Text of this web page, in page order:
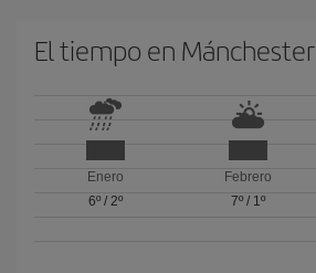
El tiempo en Mánchester
Enero
6º/ 2º
Febrero
7º/ 1º